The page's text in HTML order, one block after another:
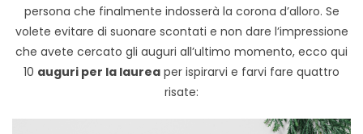
persona che finalmente indosserà la corona d’alloro. Se
volete evitare di suonare scontati e non dare l’impressione
che avete cercato gli auguri all’ultimo momento, ecco qui
10 auguri per la laurea per ispirarvi e farvi fare quattro
risate: